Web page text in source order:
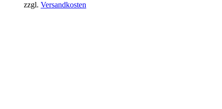
zzgl. Versandkosten